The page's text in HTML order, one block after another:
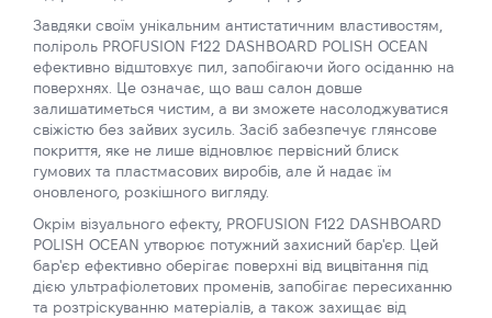
Завдяки своїм унікальним антистатичним властивостям,
поліроль PROFUSION F122 DASHBOARD POLISH OCEAN
ефективно відштовхує пил, запобігаючи його осіданню на
поверхнях. Це означає, що ваш салон довше
залишатиметься чистим, а ви зможете насолоджуватися
свіжістю без зайвих зусиль. Засіб забезпечує глянсове
покриття, яке не лише відновлює первісний блиск
гумових та пластмасових виробів, але й надає їм
оновленого, розкішного вигляду.
Окрім візуального ефекту, PROFUSION F122 DASHBOARD
POLISH OCEAN утворює потужний захисний бар'єр. Цей
бар'єр ефективно оберігає поверхні від вицвітання під
дією ультрафіолетових променів, запобігає пересиханню
та розтріскуванню матеріалів, а також захищає від